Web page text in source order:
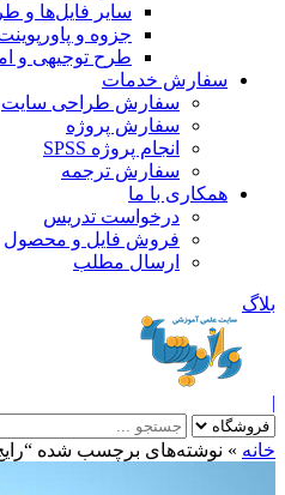
سایر فایل‌ها و
جزوه و پاورپوینت
طرح توجیهی و
سفارش خدمات
سفارش طراحی سایت
سفارش پروژه
انجام پروژه SPSS
سفارش ترجمه
همکاری با ما
درخواست تدریس
فروش فایل و محصول
ارسال مطلب
»نوشته‌های برچسب شده “رایج